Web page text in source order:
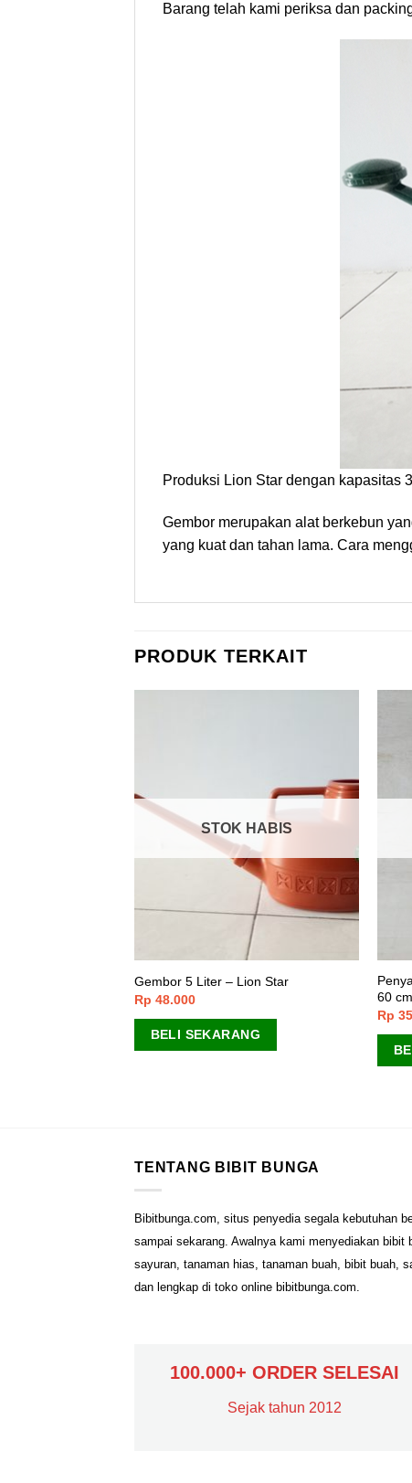
Barang telah kami periksa dan
Produksi Lion Star dengan kapasitas
Gembor merupakan alat berkebun
yang kuat dan tahan lama. Cara
PRODUK TERKAIT
STOK HABIS
Gembor 5 Liter – Lion Star
Rp 48.000
BELI SEKARANG
60 cm
Rp
TENTANG BIBIT BUNGA
Bibitbunga.com, situs penyedia segala kebutuhan
sampai sekarang. Awalnya kami menyediakan
sayuran, tanaman hias, tanaman buah, bibit buah,
dan lengkap di toko online bibitbunga.com.
100.000+ ORDER SELESAI
Sejak tahun 2012